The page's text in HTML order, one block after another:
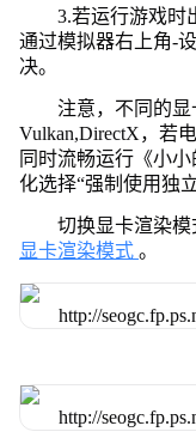
3.若运行游戏时
通过模拟器右上角-
决。
注意，不同的
Vulkan,DirectX，若
同时流畅运行《小
化选择“强制使用独立
切换显卡渲染
显卡渲染模式 。